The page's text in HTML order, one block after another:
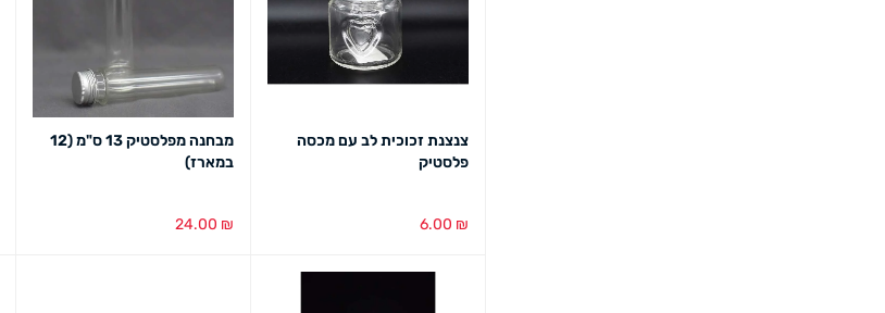
צנצנת זכוכית לב עם מכסה
פלסטיק
6.00 ₪
מבחנה מפלסטיק 13 ס"מ (12
במארז)
24.00 ₪